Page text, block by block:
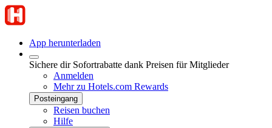
App herunterladen
Sichere dir Sofortrabatte dank Preisen für Mitglieder
Anmelden
Mehr zu Hotels.com Rewards
Posteingang
Reisen buchen
Hilfe